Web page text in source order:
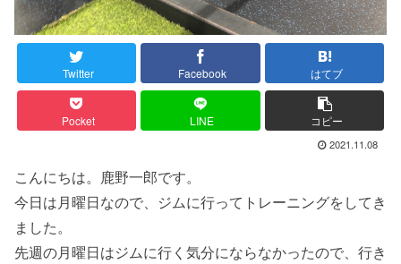
Twitter Facebook はてブ
Pocket LINE コピー
2021.11.08
こんにちは。鹿野一郎です。
今日は月曜日なので、ジムに行ってトレーニングをしてき
ました。
先週の月曜日はジムに行く気分にならなかったので、行き